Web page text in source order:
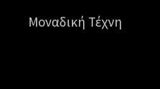
Μοναδική Τέχνη